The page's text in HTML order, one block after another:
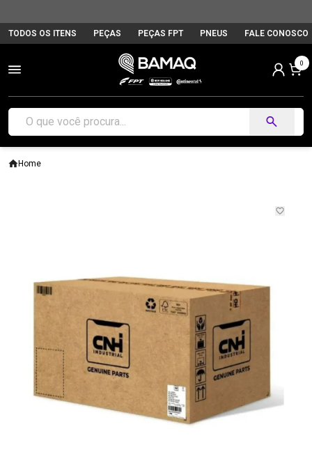
TODOS OS ITENS PEÇAS PEÇAS FPT PNEUS FALE CONOSCO
0
Home